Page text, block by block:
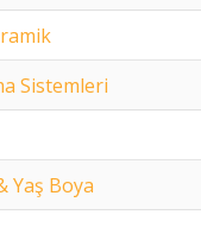
Sistemleri
Yaş Boya